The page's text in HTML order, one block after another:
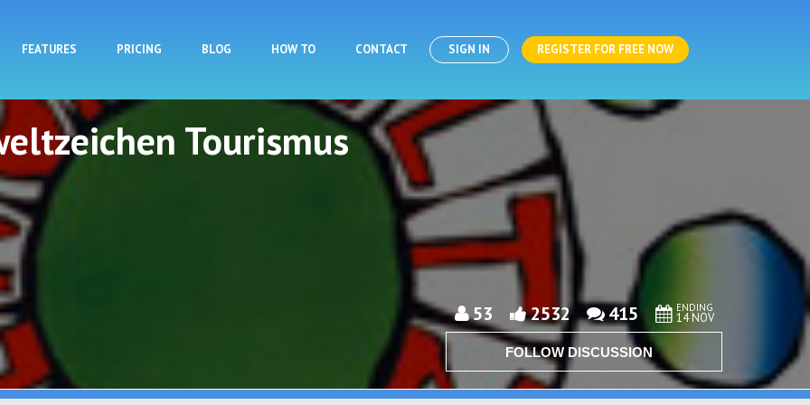
FEATURES PRICING BLOG HOW TO CONTACT SIGN IN REGISTER FOR FREE NOW
Tourismus
53 2532 415 ENDING
14 NOV
FOLLOW DISCUSSION